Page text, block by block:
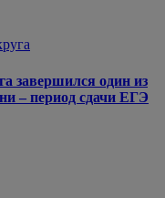
завершился один из
– период сдачи ЕГЭ